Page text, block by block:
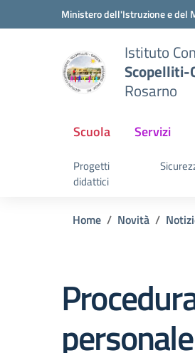
Vai ai contenuti
Vai al menu di navigazioneMinistero dell'Istruzione e del
Istituto
Scopelliti-
Rosarno
Scuola Servizi
Progetti
didattici
Home Novità